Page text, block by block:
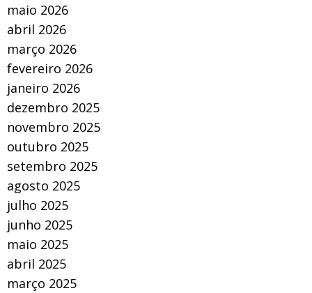
maio 2026
abril 2026
março 2026
fevereiro 2026
janeiro 2026
dezembro 2025
novembro 2025
outubro 2025
setembro 2025
agosto 2025
julho 2025
junho 2025
maio 2025
abril 2025
março 2025